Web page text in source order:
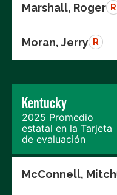
Marshall, Roger R
Moran, Jerry R
Kentucky
2025 Promedio
estatal en la Tarjeta
de evaluación
McConnell, Mitch